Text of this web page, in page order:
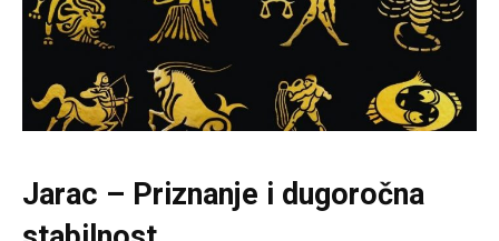
Jarac – Priznanje i dugoročna